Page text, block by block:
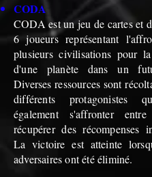
CODA
CODA est un jeu de cartes et
6 joueurs représentant
plusieurs civilisations pour
d'une planète dans un
Diverses ressources sont
différents protagonistes
également s'affronter
récupérer des récompenses
La victoire est atteinte
adversaires ont été éliminé.